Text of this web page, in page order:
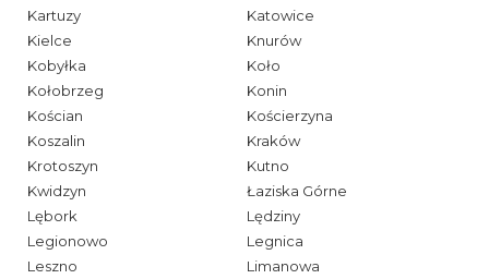
Kartuzy
Katowice
Kielce
Knurów
Kobyłka
Koło
Kołobrzeg
Konin
Kościan
Kościerzyna
Koszalin
Kraków
Krotoszyn
Kutno
Kwidzyn
Łaziska Górne
Lębork
Lędziny
Legionowo
Legnica
Leszno
Limanowa